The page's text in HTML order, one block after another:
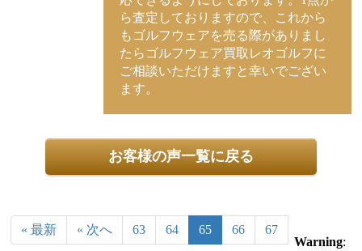
ら査定しておりますので、これから
もゴルフウェアを売る際がありまし
たらゴルフウェア買取レオゴルフに
ご相談いただけますと幸いでござい
ます。
お客様の声一覧に戻る
« 最新 « 次へ 63 64 65 66
67
Warning: